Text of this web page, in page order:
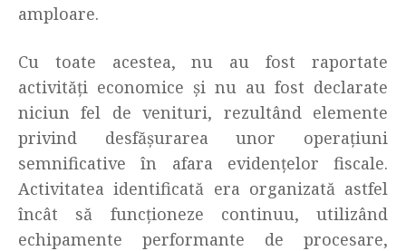
amploare.
Cu toate acestea, nu au fost raportate
activități economice și nu au fost declarate
niciun fel de venituri, rezultând elemente
privind desfășurarea unor operațiuni
semnificative în afara evidențelor fiscale.
Activitatea identificată era organizată astfel
încât să funcționeze continuu, utilizând
echipamente performante de procesare,